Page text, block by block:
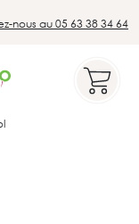
nous au 05 63 38 34 64